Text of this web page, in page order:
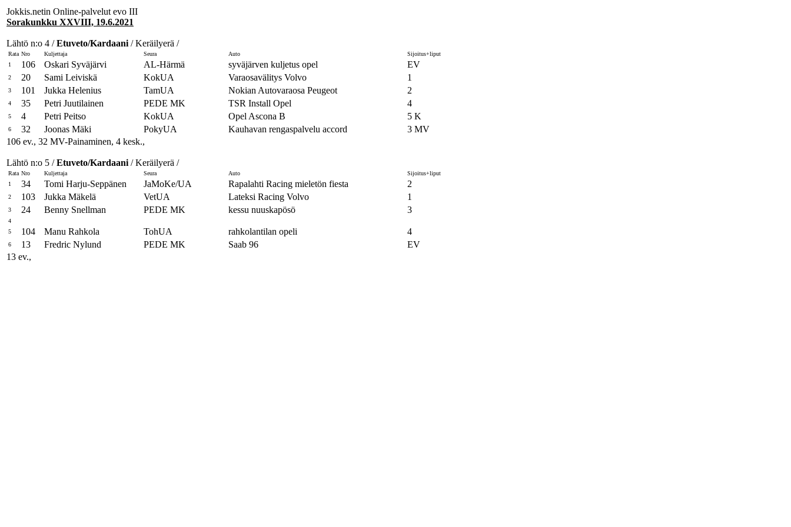
Jokkis.netin Online-palvelut evo III
Sorakunkku XXVIII, 19.6.2021
Lähtö n:o 4 /Etuveto/Kardaani / Keräilyerä /
Rata Nro Kuljettaja Seura Auto
Sijoitus+liput
1
106 Oskari Syväjärvi AL-Härmä syväjärven kuljetus opel EV
2 20 Sami Leiviskä KokUA Varaosavälitys Volvo 1
3 101 Jukka Helenius TamUA Nokian Autovaraosa Peugeot 2
4 35 Petri Juutilainen PEDE MK TSR Install Opel 4
5 4 Petri Peitso KokUA Opel Ascona B 5 K
6 32 Joonas Mäki PokyUA Kauhavan rengaspalvelu accord
3 MV
106 ev., 32 MV-Painaminen, 4 kesk.,
Lähtö n:o 5 /Etuveto/Kardaani / Keräilyerä /
Rata Nro Kuljettaja Seura Auto
Sijoitus+liput
1
34 Tomi Harju-Seppänen JaMoKe/UA Rapalahti Racing mieletön fiesta 2
2 103 Jukka Mäkelä VetUA Lateksi Racing Volvo 1
3 24 Benny Snellman PEDE MK kessu nuuskapösö 3
4
5
104 Manu Rahkola TohUA rahkolantilan opeli 4
6 13 Fredric Nylund PEDE MK Saab 96
EV
13 ev.,